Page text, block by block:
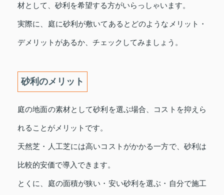
材として、砂利を希望する方がいらっしゃいます。
実際に、庭に砂利が敷いてあるとどのようなメリット・
デメリットがあるか、チェックしてみましょう。
砂利のメリット
庭の地面の素材として砂利を選ぶ場合、コストを抑えら
れることがメリットです。
天然芝・人工芝には高いコストがかかる一方で、砂利は
比較的安価で導入できます。
とくに、庭の面積が狭い・安い砂利を選ぶ・自分で施工